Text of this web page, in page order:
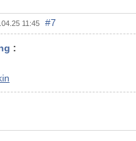
11:45 #7
: